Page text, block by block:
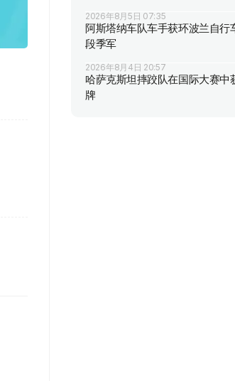
2026年8月5日 07:35
阿斯塔纳车队车手获环波兰自行
段季军
2026年8月4日 20:57
哈萨克斯坦摔跤队在国际大赛中
牌